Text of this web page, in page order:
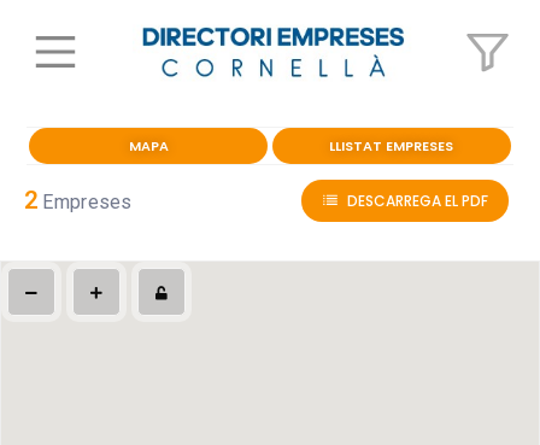
MAPA LLISTAT EMPRESES
2 Empreses DESCARREGA EL PDF